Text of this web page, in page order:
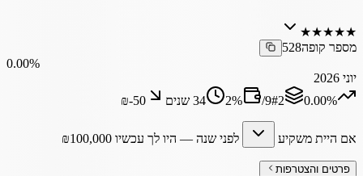
★
★
★
★
★
מספר קופה528
‎0.00%
יוני 2026
‎0.00%
#2
/9
2% 34 שנים ₪‎-50
אם היית משקיע לפני שנה — היו לך עכשיו ₪100,000
פרטים והצטרפות